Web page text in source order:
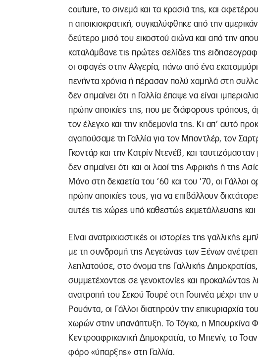
couture, το σινεμά και τα κρασιά της, και
η αποικιοκρατική, συγκαλύφθηκε από την
δεύτερο μισό του εικοστού αιώνα και από την
καταλάμβανε τις πρώτες σελίδες της
οι σφαγές στην Αλγερία, πάνω από ένα
πενήντα χρόνια ή πέρασαν πολύ χαμηλά στη
δεν σημαίνει ότι η Γαλλία έπαψε να είναι
πρώην αποικίες της, που με διάφορους τρόπους,
τον έλεγχο και την κηδεμονία της. Κι απ’ αυτό
αγαπούσαμε τη Γαλλία για τον Μποντλέρ, τον
Γκοντάρ και την Κατρίν Ντενέβ, και
δεν σημαίνει ότι και οι λαοί της Αφρικής ή της
Μόνο στη δεκαετία του ’60 και του ’70, οι Γάλλοι
πρώην αποικίες τους, για να επιβάλλουν
αυτές τις χώρες υπό καθεστώς εκμετάλλευσης και
Είναι ανατριχιαστικές οι ιστορίες της γαλλικής
με τη συνδρομή της Λεγεώνας των Ξένων
λεηλατούσε, στο όνομα της Γαλλικής
συμμετέχοντας σε γενοκτονίες και προκαλώντας
ανατροπή του Σεκού Τουρέ στη Γουινέα μέχρι
Ρουάντα, οι Γάλλοι διατηρούν την επικυριαρχία
χωρών στην υπανάπτυξη. Το Τόγκο, η Μπουρκίνα
Κεντροαφρικανική Δημοκρατία, το Μπενίν, το
φόρο «ύπαρξης» στη Γαλλία.